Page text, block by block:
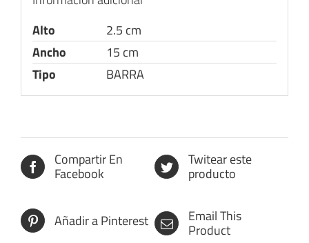
Alto
2.5 cm
Ancho
15 cm
Tipo
BARRA
Compartir En
Facebook
Twitear este
producto
Añadir a Pinterest Email This
Product